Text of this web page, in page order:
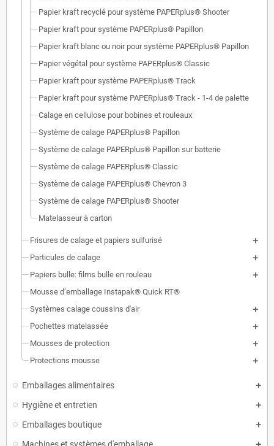
Papier kraft recyclé pour système PAPERplus® Shooter
Papier kraft pour système PAPERplus® Papillon
Papier kraft blanc ou noir pour système PAPERplus® Papillon
Papier végétal pour système PAPERplus® Classic
Papier kraft pour système PAPERplus® Track
Papier kraft pour système PAPERplus® Track - 1-4 de palette
Calage en cellulose pour bobines et rouleaux
Système de calage PAPERplus® Papillon
Système de calage PAPERplus® Papillon sur batterie
Système de calage PAPERplus® Classic
Système de calage PAPERplus® Chevron 3
Système de calage PAPERplus® Shooter
Matelasseur à carton
Frisures de calage et papiers sulfurisé
Particules de calage
Papiers bulle: films bulle en rouleau
Mousse d’emballage Instapak® Quick RT®
Systèmes calage coussins d'air
Pochettes matelassée
Mousses de protection
Protections mousse
Emballages alimentaires
Hygiène et entretien
Emballages boutique